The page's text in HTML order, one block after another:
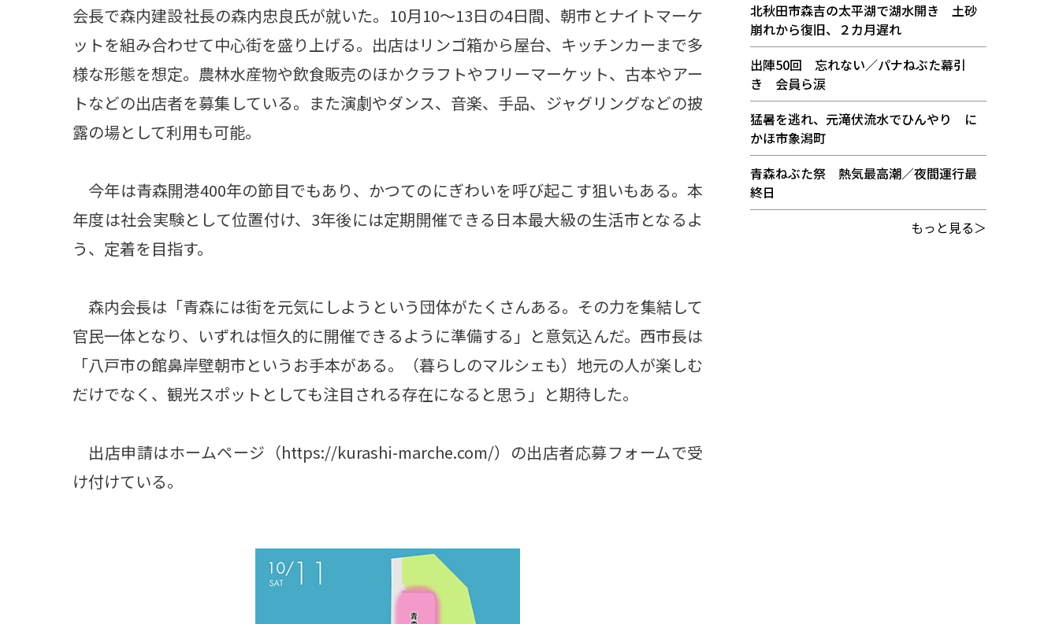
会長で森内建設社長の森内忠良氏が就いた。10月10～13日の4日間、朝市とナイトマーケ
ットを組み合わせて中心街を盛り上げる。出店はリンゴ箱から屋台、キッチンカーまで多
様な形態を想定。農林水産物や飲食販売のほかクラフトやフリーマーケット、古本やアー
トなどの出店者を募集している。また演劇やダンス、音楽、手品、ジャグリングなどの披
露の場として利用も可能。
今年は青森開港400年の節目でもあり、かつてのにぎわいを呼び起こす狙いもある。本
年度は社会実験として位置付け、3年後には定期開催できる日本最大級の生活市となるよ
う、定着を目指す。
森内会長は「青森には街を元気にしようという団体がたくさんある。その力を集結して
官民一体となり、いずれは恒久的に開催できるように準備する」と意気込んだ。西市長は
「八戸市の館鼻岸壁朝市というお手本がある。（暮らしのマルシェも）地元の人が楽しむ
だけでなく、観光スポットとしても注目される存在になると思う」と期待した。
出店申請はホームページ（https://kurashi-marche.com/）の出店者応募フォームで受
け付けている。
北秋田市森吉の太平湖で湖水開き 土砂
崩れから復旧、２カ月遅れ
出陣50回 忘れない／パナねぶた幕引
き 会員ら涙
猛暑を逃れ、元滝伏流水でひんやり に
かほ市象潟町
青森ねぶた祭 熱気最高潮／夜間運行最
終日
もっと見る＞